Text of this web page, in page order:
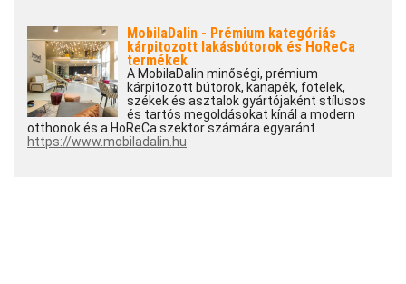
MobilaDalin - Prémium kategóriás
kárpitozott lakásbútorok és HoReCa
termékek
A MobilaDalin minőségi, prémium
kárpitozott bútorok, kanapék, fotelek,
székek és asztalok gyártójaként stílusos
és tartós megoldásokat kínál a modern
otthonok és a HoReCa szektor számára egyaránt.
https://www.mobiladalin.hu